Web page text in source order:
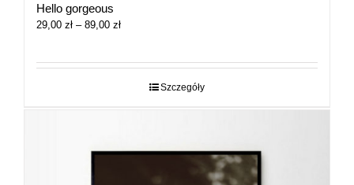
Hello gorgeous
29,00 zł – 89,00 złZakres
29,00 zł
Szczegóły